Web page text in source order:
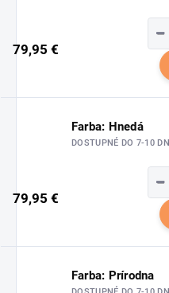
79,95 €
−
Farba: Hnedá
DOSTUPNÉ DO 7-10
79,95 €
−
Farba: Prírodna